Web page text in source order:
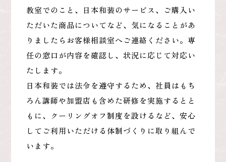
教室でのこと、日本和装のサービス、ご購入い
ただいた商品についてなど、気になることがあ
りましたらお客様相談室へご連絡ください。 専
任の窓口が内容を確認し、状況に応じて対応い
たします。
日本和装では法令を遵守するため、社員はもち
ろん講師や加盟店も含めた研修を実施するとと
もに、クーリングオフ制度を設けるなど、安心
してご利用いただける体制づくりに取り組んで
います。